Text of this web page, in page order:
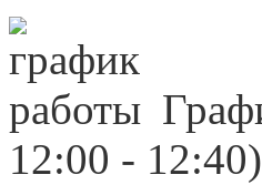
12:00 - 12:40)